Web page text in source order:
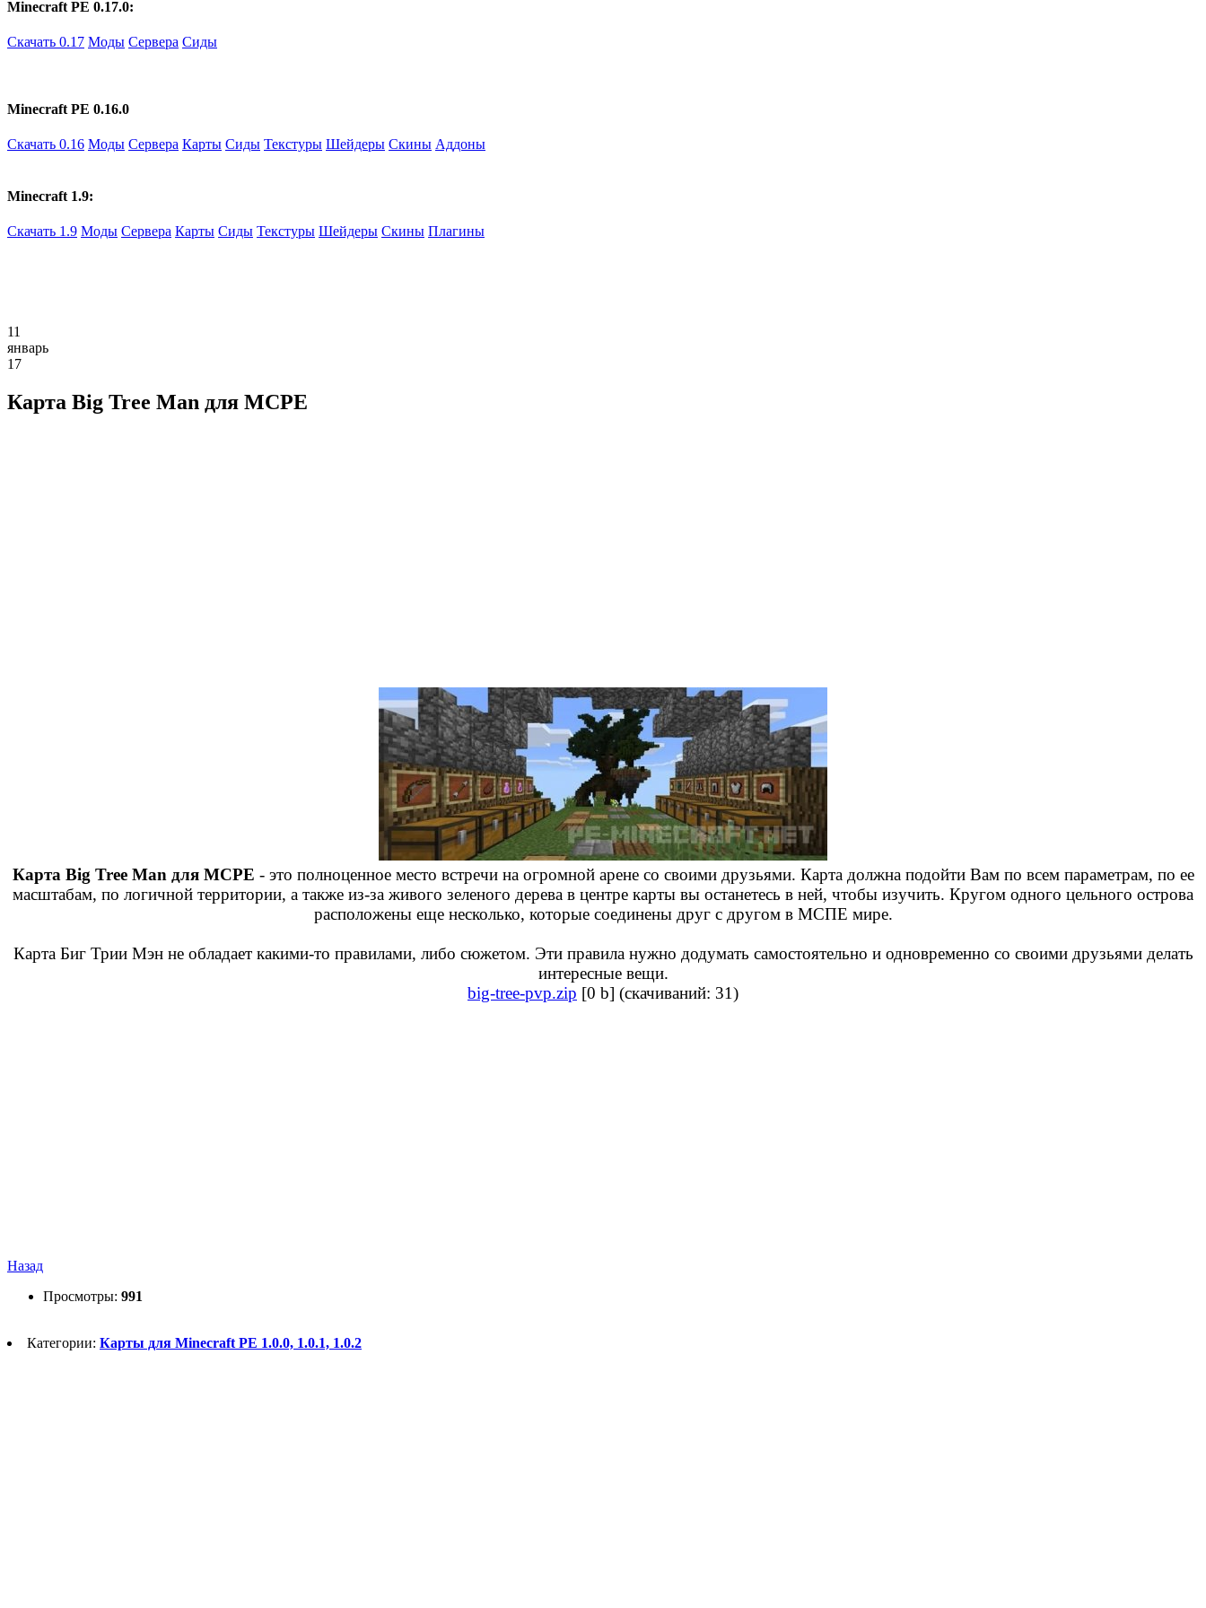
Minecraft PE 0.17.0:
Скачать 0.17 Моды Сервера Сиды
Minecraft PE 0.16.0
Скачать 0.16 Моды Сервера Карты Сиды Текстуры Шейдеры Скины Аддоны
Minecraft 1.9:
Скачать 1.9 Моды Сервера Карты Сиды Текстуры Шейдеры Скины Плагины
11
январь
17
Карта Big Tree Man для MCPE
Карта Big Tree Man для MCPE - это полноценное место встречи на огромной арене со своими друзьями. Карта должна подойти Вам по всем параметрам, по ее
масштабам, по логичной территории, а также из-за живого зеленого дерева в центре карты вы останетесь в ней, чтобы изучить. Кругом одного цельного острова
расположены еще несколько, которые соединены друг с другом в МСПЕ мире.
Карта Биг Трии Мэн не обладает какими-то правилами, либо сюжетом. Эти правила нужно додумать самостоятельно и одновременно со своими друзьями делать
интересные вещи.
big-tree-pvp.zip [0 b] (cкачиваний: 31)
Назад
Просмотры: 991
Категории: Карты для Minecraft PE 1.0.0, 1.0.1, 1.0.2